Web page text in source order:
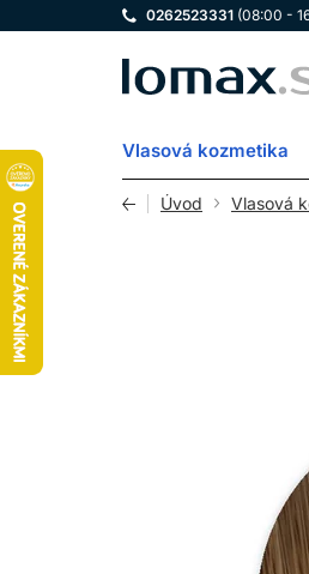
0262523331 (08:00 -
LOMAX
Vlasová kozmetika
Úvod Vlasová